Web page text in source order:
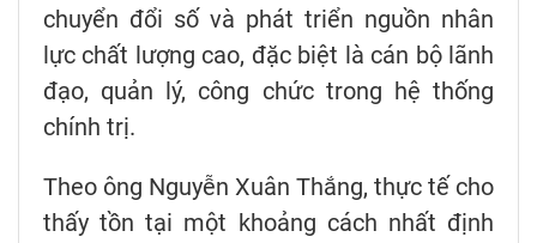
chuyển đổi số và phát triển nguồn nhân
lực chất lượng cao, đặc biệt là cán bộ lãnh
đạo, quản lý, công chức trong hệ thống
chính trị.
Theo ông Nguyễn Xuân Thắng, thực tế cho
thấy tồn tại một khoảng cách nhất định